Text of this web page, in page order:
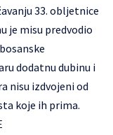
33. obljetnice
je misu predvodio
dodatnu dubinu i
nisu izdvojeni od
koje ih prima.